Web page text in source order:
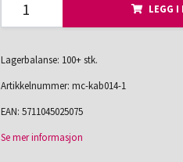
LEGG I
Lagerbalanse: 100+ stk.
Artikkelnummer: mc-kab014-1
EAN: 5711045025075
Se mer informasjon